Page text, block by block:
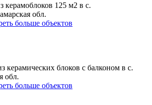
керамоблоков 125 м2 в с.
обл.
больше объектов
керамических блоков с балконом в с.
обл.
больше объектов